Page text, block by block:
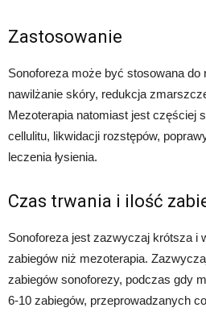
Zastosowanie
Sonoforeza może być stosowana do
nawilżanie skóry, redukcja
Mezoterapia natomiast jest częściej
cellulitu, likwidacji rozstępów,
leczenia łysienia.
Czas trwania i ilość
Sonoforeza jest zazwyczaj krótsza i
zabiegów niż mezoterapia.
zabiegów sonoforezy, podczas gdy
6-10 zabiegów, przeprowadzanych